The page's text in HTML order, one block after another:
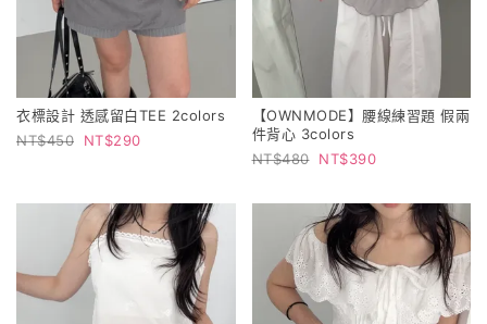
衣標設計 透感留白TEE 2colors
450
290
【OWNMODE】腰線練習題 假兩
件背心 3colors
480
390